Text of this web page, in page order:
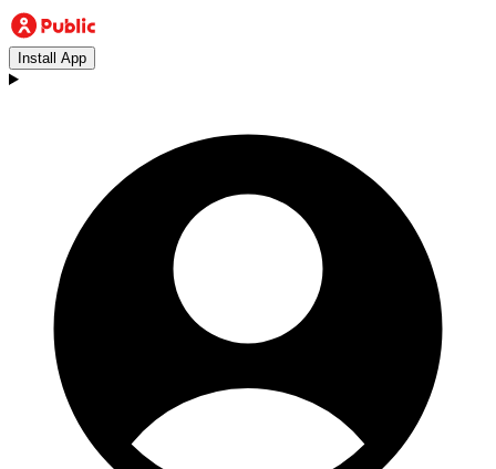
Install App